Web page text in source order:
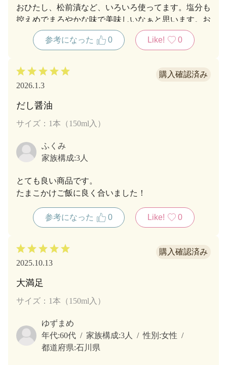
おひたし、松前漬など、いろいろ使ってます。塩分も
控えめでまろやかな味で美味しいなぁと思います。お
友達にプレゼントしたりして重宝してます。
参考になった
0 Like! 0
2026.1.3
だし醤油
サイズ：1本（150ml入）
ふくみ
家族構成:3人
とても良い商品です。
たまこかけご飯に良く合いました！
参考になった 0 Like! 0
2025.10.13
大満足
サイズ：1本（150ml入）
ゆずまめ
年代:60代 家族構成:3人 性別:女性
都道府県:石川県